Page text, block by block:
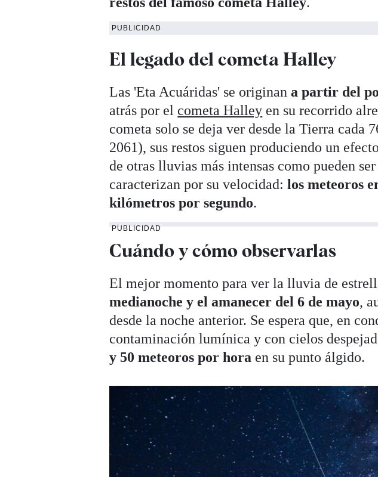
PUBLICIDAD
El legado del cometa Halley
Las 'Eta Acuáridas' se originana partir del
atrás por el cometa Halley en su recorrido
cometa solo se deja ver desde la Tierra cada
2061), sus restos siguen produciendo un
de otras lluvias más intensas como pueden
caracterizan por su velocidad:los meteoros
kilómetros por segundo.
PUBLICIDAD
Cuándo y cómo observarlas
El mejor momento para ver la lluvia de
medianoche y el amanecer del 6 de mayo,
desde la noche anterior. Se espera que, en
contaminación lumínica y con cielos
y 50 meteoros por hora en su punto álgido.